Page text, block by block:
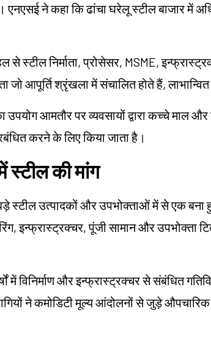
ने कहा कि ढांचा घरेलू स्टील बाजार में
स्टील निर्माता, प्रोसेसर, MSME,
जो आपूर्ति श्रृंखला में संचालित होते हैं,
उपयोग आमतौर पर व्यवसायों द्वारा कच्चे माल
करने के लिए किया जाता है।
स्टील की मांग
स्टील उत्पादकों और उपभोक्ताओं में से एक बना
इन्फ्रास्ट्रक्चर, पूंजी सामान और उपभोक्ता
में विनिर्माण और इन्फ्रास्ट्रक्चर से संबंधित
ने कमोडिटी मूल्य आंदोलनों से जुड़े